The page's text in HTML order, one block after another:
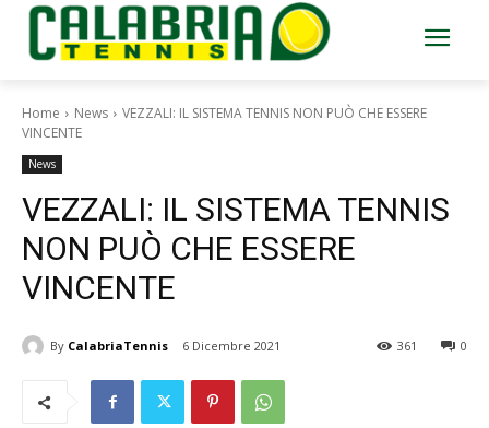
Home News
VEZZALI: IL SISTEMA TENNIS NON PUÒ CHE ESSERE
VINCENTE
News
VEZZALI: IL SISTEMA TENNIS
NON PUÒ CHE ESSERE
VINCENTE
By CalabriaTennis 6 Dicembre 2021 0
361